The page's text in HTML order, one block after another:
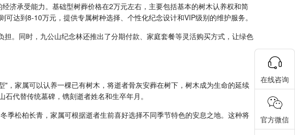
济承受能力。基础型树葬价格在2万元左右，主要包括基本的树木认养权和简
达到8-10万元，提供专属树种选择、个性化纪念设计和VIP级别的维护服务。
。同时，九公山纪念林还推出了分期付款、家庭套餐等灵活购买方式，让绿色
，家属可以认养一棵已有树木，将逝者骨灰安葬在树下，树木成为生命的延续
代替传统墓碑，镌刻逝者姓名和生卒年月。
季松柏长青，家属可根据逝者生前喜好选择不同季节特色的安息之地。这种将
在线咨询
官方微信